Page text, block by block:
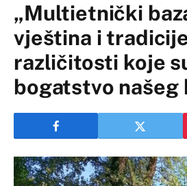
„Multietnički
vještina i
različitosti koje
bogatstvo našeg